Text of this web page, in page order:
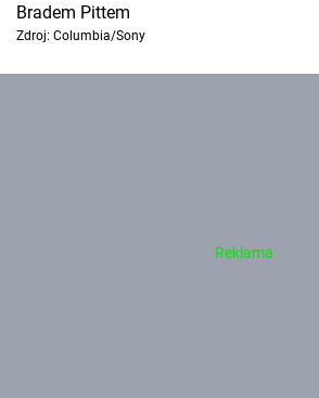
Bradem Pittem
Zdroj: Columbia/Sony